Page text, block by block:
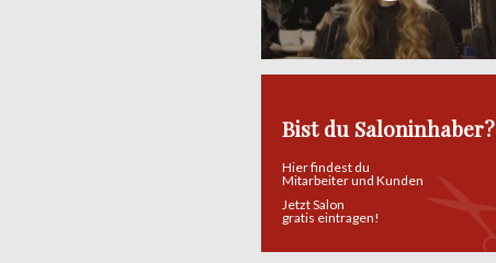
Bist du Saloninhaber?
Hier findest du
Mitarbeiter und Kunden
Jetzt Salon
gratis eintragen!